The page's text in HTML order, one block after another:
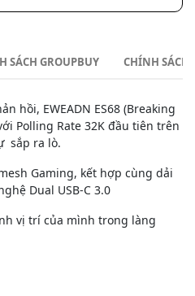
SÁCH GROUPBUY CHÍNH SÁCH
hồi, EWEADN ES68 (Breaking
Polling Rate 32K đầu tiên trên
sắp ra lò.
Gaming, kết hợp cùng dải
Dual USB-C 3.0
vị trí của mình trong làng